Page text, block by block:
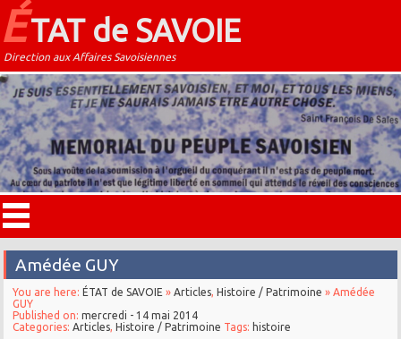
ÉTAT de SAVOIE
Direction aux Affaires Savoisiennes
Amédée GUY
You are here: ÉTAT de SAVOIE »Articles, Histoire / Patrimoine » Amédée
GUY
Published on:mercredi - 14 mai 2014
Categories:Articles, Histoire / Patrimoine Tags: histoire